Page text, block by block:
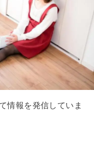
情報を発信していま